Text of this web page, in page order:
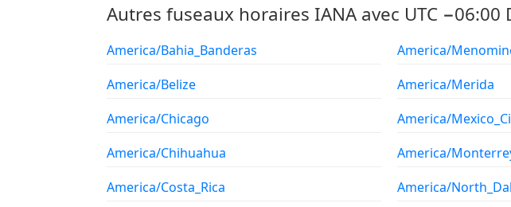
Autres fuseaux horaires IANA avec UTC −06:00
America/Bahia_Banderas
America/Belize
America/Chicago
America/Chihuahua
America/Costa_Rica
America/
America/Merida
America/
America/
America/